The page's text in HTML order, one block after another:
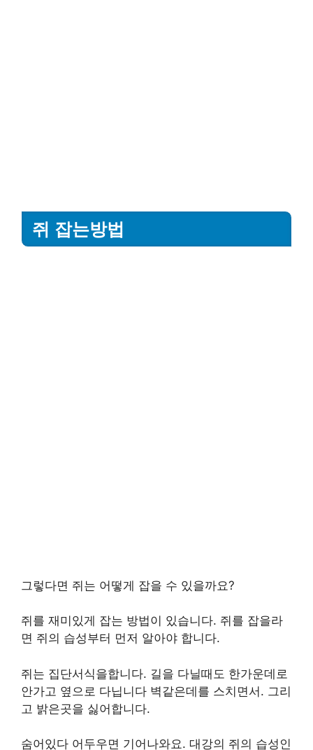
쥐 잡는방법
그렇다면 쥐는 어떻게 잡을 수 있을까요?
쥐를 재미있게 잡는 방법이 있습니다. 쥐를 잡을라
면 쥐의 습성부터 먼저 알아야 합니다.
쥐는 집단서식을합니다. 길을 다닐때도 한가운데로
안가고 옆으로 다닙니다 벽같은데를 스치면서. 그리
고 밝은곳을 싫어합니다.
숨어있다 어두우면 기어나와요. 대강의 쥐의 습성인